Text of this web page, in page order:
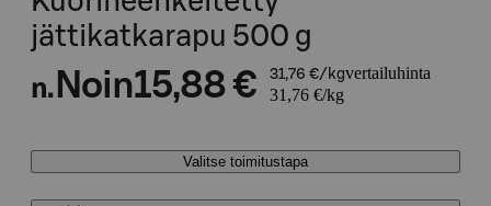
jättikatkarapu 500 g
n. Noin15,88 € 31,76 €/kgvertailuhinta
31,76 €/kg
Valitse toimitustapa